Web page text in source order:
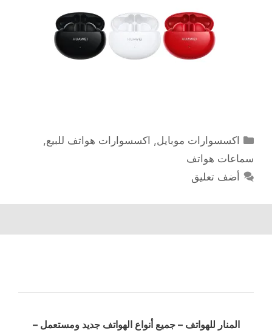
التصنيفات
اكسسوارات موبايل, اكسسوارات هواتف للبيع,
سماعات هواتف
أضف تعليق
المنار للهواتف – جميع أنواع الهواتف جديد ومستعمل –